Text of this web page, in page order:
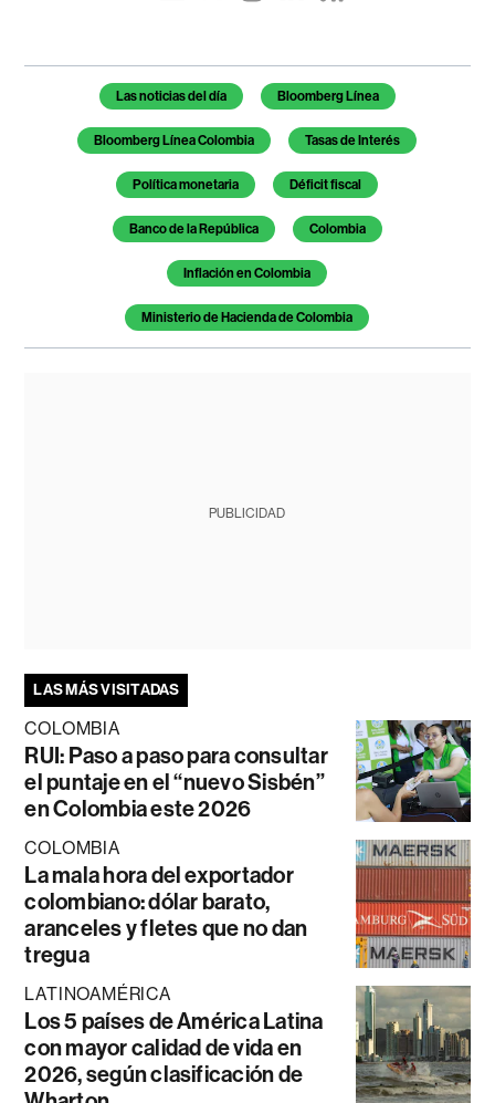
Temas de este artículo
Las noticias del día Bloomberg Línea
Bloomberg Línea Colombia Tasas de Interés
Política monetaria Déficit fiscal
Banco de la República Colombia
Inflación en Colombia
Ministerio de Hacienda de Colombia
PUBLICIDAD
LAS MÁS VISITADAS
COLOMBIA
RUI: Paso a paso para consultar
el puntaje en el “nuevo Sisbén”
en Colombia este 2026
COLOMBIA
La mala hora del exportador
colombiano: dólar barato,
aranceles y fletes que no dan
tregua
LATINOAMÉRICA
Los 5 países de América Latina
con mayor calidad de vida en
2026, según clasificación de